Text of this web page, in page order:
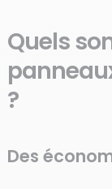
Quels
?
Des